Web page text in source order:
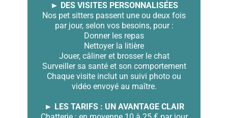
► DES VISITES PERSONNALISÉES
Nos pet sitters passent une ou deux fois
par jour, selon vos besoins, pour :
Donner les repas
Nettoyer la litière
Jouer, câliner et brosser le chat
Surveiller sa santé et son comportement
Chaque visite inclut un suivi photo ou
vidéo envoyé au maître.
► LES TARIFS : UN AVANTAGE CLAIR